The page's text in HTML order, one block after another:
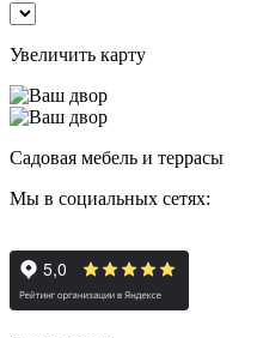
Увеличить карту
Садовая мебель и террасы
Мы в социальных сетях: